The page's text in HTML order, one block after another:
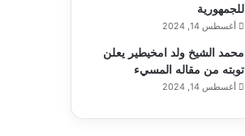
للجمهورية
أغسطس 14, 2024
محمد الشيخ ولد امخيطير يعلن
توبته من مقاله المسيء
أغسطس 14, 2024